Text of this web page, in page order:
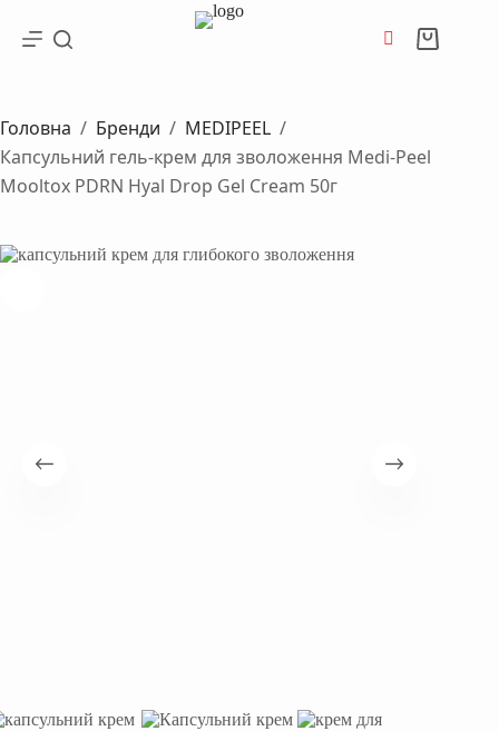
вмісту
Кошик
Головна / Бренди / MEDIPEEL /
Капсульний гель-крем для зволоження Medi-Peel
Mooltox PDRN Hyal Drop Gel Cream 50г